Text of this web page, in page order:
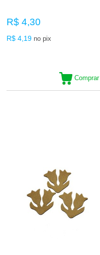
R$ 4,30
R$ 4,19 no pix
Comprar